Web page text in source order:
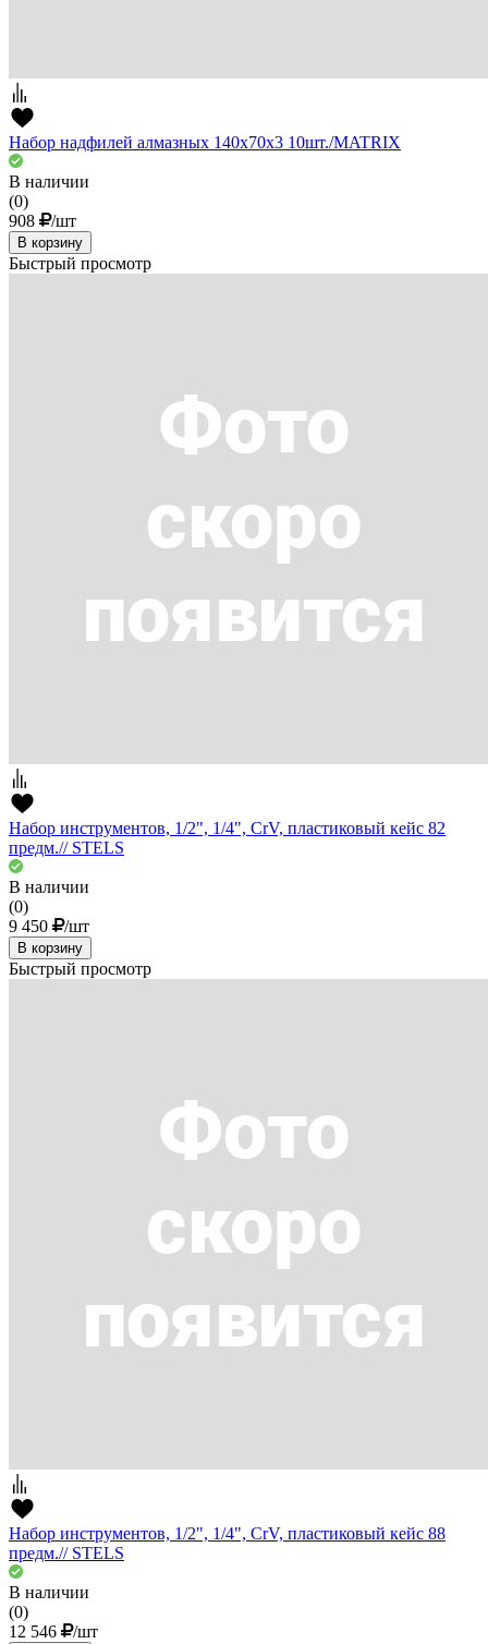
Набор надфилей алмазных 140х70х3 10шт./MATRIX
В наличии
(0)
908
/шт
В корзину
Быстрый просмотр
Набор инструментов, 1/2", 1/4", CrV, пластиковый кейс 82
предм.// STELS
В наличии
(0)
9 450
/шт
В корзину
Быстрый просмотр
Набор инструментов, 1/2", 1/4", CrV, пластиковый кейс 88
предм.// STELS
В наличии
(0)
12 546
/шт